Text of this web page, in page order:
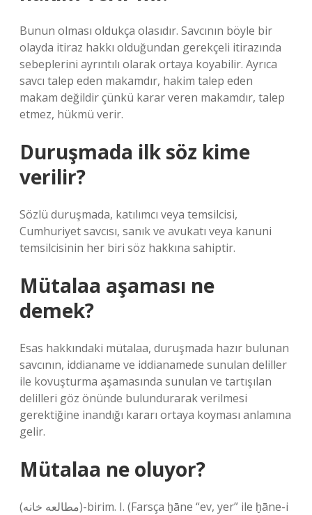
Bunun olması oldukça olasıdır. Savcının böyle bir
olayda itiraz hakkı olduğundan gerekçeli itirazında
sebeplerini ayrıntılı olarak ortaya koyabilir. Ayrıca
savcı talep eden makamdır, hakim talep eden
makam değildir çünkü karar veren makamdır, talep
etmez, hükmü verir.
Duruşmada ilk söz kime
verilir?
Sözlü duruşmada, katılımcı veya temsilcisi,
Cumhuriyet savcısı, sanık ve avukatı veya kanuni
temsilcisinin her biri söz hakkına sahiptir.
Mütalaa aşaması ne
demek?
Esas hakkındaki mütalaa, duruşmada hazır bulunan
savcının, iddianame ve iddianamede sunulan deliller
ile kovuşturma aşamasında sunulan ve tartışılan
delilleri göz önünde bulundurarak verilmesi
gerektiğine inandığı kararı ortaya koyması anlamına
gelir.
Mütalaa ne oluyor?
(ﻣﻄﺎﻟﻌﻪ ﺧﺎﻧﻪ)-birim. I. (Farsça ḫāne “ev, yer” ile ḫāne-i